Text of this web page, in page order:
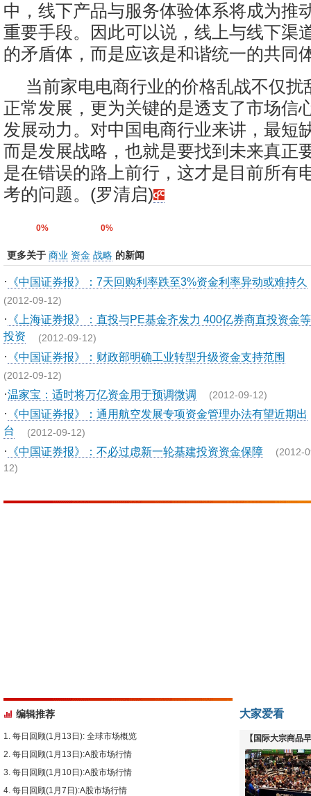
中，线下产品与服务体验体系将成为推
重要手段。因此可以说，线上与线下渠
的矛盾体，而是应该是和谐统一的共同
当前家电电商行业的价格乱战不仅扰
正常发展，更为关键的是透支了市场信
发展动力。对中国电商行业来讲，最短
而是发展战略，也就是要找到未来真正
是在错误的路上前行，这才是目前所有
考的问题。(罗清启)
0% 0%
更多关于 商业 资金 战略 的新闻
· 《中国证券报》：7天回购利率跌至3%资金利率异动或难持久
(2012-09-12)
· 《上海证券报》：直投与PE基金齐发力 400亿券商直投资金
投资 (2012-09-12)
· 《中国证券报》：财政部明确工业转型升级资金支持范围
(2012-09-12)
·温家宝：适时将万亿资金用于预调微调 (2012-09-12)
· 《中国证券报》：通用航空发展专项资金管理办法有望近期出
台 (2012-09-12)
· 《中国证券报》：不必过虑新一轮基建投资资金保障 (2012-
12)
编辑推荐
每日回顾(1月13日): 全球市场概览
每日回顾(1月13日):A股市场行情
每日回顾(1月10日):A股市场行情
每日回顾(1月7日):A股市场行情
大家爱看
【国际大宗商品
下跌